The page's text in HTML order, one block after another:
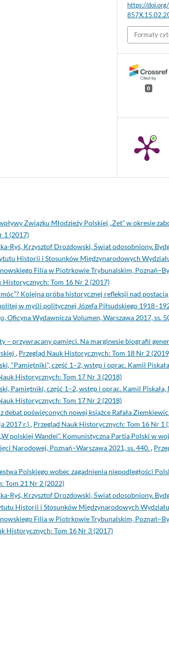
https://
Formaty
0
Związku Młodzieży Polskiej „Zet” w okresie
1 (2017)
Ryś, Krzysztof Drozdowski, Świat odosobniony.
Historii i Stosunków Międzynarodowych
Filia w Piotrkowie Trybunalskim,
Historycznych: Tom 16 Nr 2 (2017)
Kolejna próba historycznej refleksji nad postacią
w myśli politycznej Józefa Piłsudskiego
Oficyna Wydawnicza Volumen, Warszawa 2017, ss.
– przywracany pamięci. Na marginesie biografii
, Przegląd Nauk Historycznych: Tom 18 Nr 2
"Pamiętniki", część 1–2, wstęp i oprac. Kamil
Historycznych: Tom 17 Nr 3 (2018)
Pamiętniki, część 1–2, wstęp i oprac. Kamil
Historycznych: Tom 17 Nr 2 (2018)
debat poświęconych nowej książce Rafała
2017 r.), Przegląd Nauk Historycznych: Tom 16 Nr 1
polskiej Wandei”. Komunistyczna Partia Polski w
Narodowej, Poznań–Warszawa 2021, ss. 440.,
Polskiego wobec zagadnienia niepodległości
Tom 21 Nr 2 (2022)
Ryś, Krzysztof Drozdowski, Świat odosobniony.
Historii i Stosunków Międzynarodowych
Filia w Piotrkowie Trybunalskim,
Historycznych: Tom 16 Nr 3 (2017)